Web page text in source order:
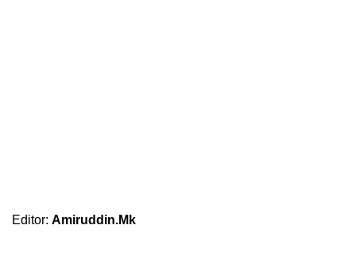
Editor: Amiruddin.Mk